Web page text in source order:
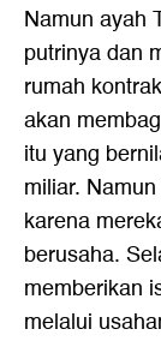
Namun ayah
putrinya dan
rumah
akan
itu yang
miliar.
karena
berusaha.
memberikan
melalui